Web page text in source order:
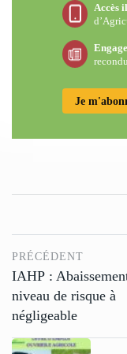
Accès
Je
PRÉCÉDENT
IAHP :
niveau de risque à
négligeable